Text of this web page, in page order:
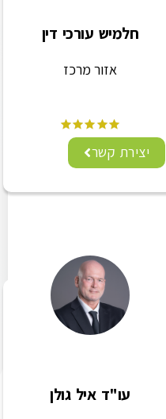
חלמיש עורכי דין
אזור מרכז
יצירת קשר
עו"ד איל גולן